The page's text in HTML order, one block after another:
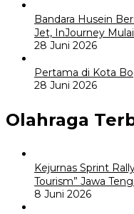
Bandara Husein
Jet, InJourney
28 Juni 2026
Pertama di Kota
28 Juni 2026
Olahraga
Kejurnas Sprint
Tourism” Jawa
8 Juni 2026